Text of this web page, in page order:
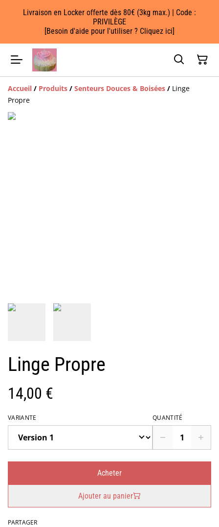
Livraison en Locker offerte dès 80€ (3kg max.) | Code :
PRIVILÈGE
[Besoin d'aide pour l'utiliser ? Cliquez ici]
Accueil / Produits / Senteurs Douces & Boisées / Linge
Propre
Linge Propre
14,00 €
VARIANTE QUANTITÉ
Acheter
Ajouter au panier
PARTAGER